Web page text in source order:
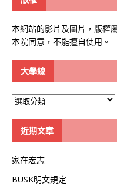
本網站的影片及圖片，版權
本院同意，不能擅自使用。
大學線
大
近期文章
家在宏志
BUSK明文規定